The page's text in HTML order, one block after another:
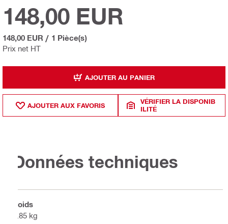
Prix net HT
148,00 EUR
148,00 EUR / 1 Pièce(s)
AJOUTER AU PANIER
AJOUTER AUX FAVORIS
VÉRIFIER LA DISPONIB
ILITÉ
Données techniques
Poids
0.85 kg